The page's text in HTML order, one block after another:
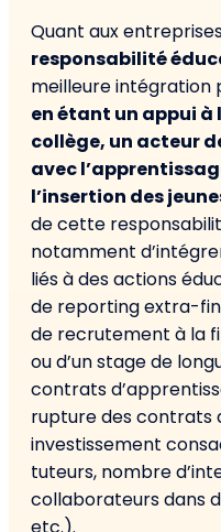
Quant aux
responsabilité
meilleure intégration
en étant un appui à
collège, un acteur
avec
l’insertion des
de cette
notamment
liés à des actions
de reporting extra-
de recrutement à la
ou d’un stage de
contrats
rupture des contrats
investissement
tuteurs, nombre
collaborateurs dans
etc.).